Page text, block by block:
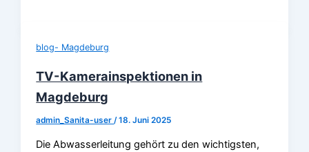
blog- Magdeburg
TV-Kamerainspektionen in
Magdeburg
admin_Sanita-user /18. Juni 2025
Die Abwasserleitung gehört zu den wichtigsten,